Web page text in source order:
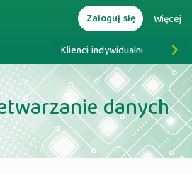
Klienci indywidualni
Zaloguj się Więcej
danych